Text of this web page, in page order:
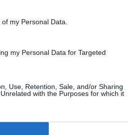
my Personal Data.
my Personal Data for Targeted
Use, Retention, Sale, and/or Sharing
with the Purposes for which it